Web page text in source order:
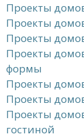
Проекты
Проекты
Проекты
Проекты
формы
Проекты
Проекты
Проекты
гостиной